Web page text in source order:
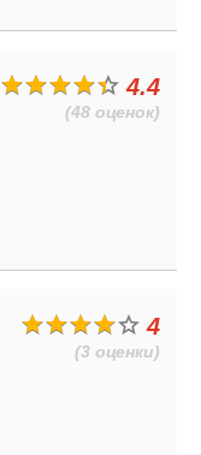
4.4
(48 оценок)
4
(3 оценки)